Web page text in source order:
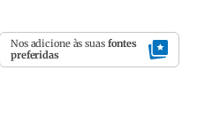
Nos adicione às suas fontes
preferidas